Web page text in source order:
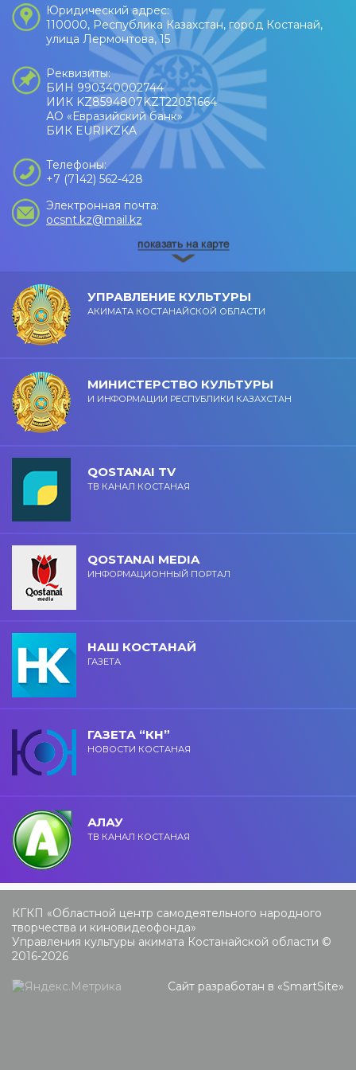
Юридический адрес:
110000, Республика Казахстан, город Костанай,
улица Лермонтова, 15
Реквизиты:
БИН 990340002744
ИИК KZ8594807KZT22031664
АО «Евразийский банк»
БИК EURIKZKA
Телефоны:
+7 (7142) 562-428
Электронная почта:
ocsnt.kz@mail.kz
УПРАВЛЕНИЕ КУЛЬТУРЫ
АКИМАТА КОСТАНАЙСКОЙ ОБЛАСТИ
МИНИСТЕРСТВО КУЛЬТУРЫ
И ИНФОРМАЦИИ РЕСПУБЛИКИ КАЗАХСТАН
QOSTANAI TV
ТВ КАНАЛ КОСТАНАЯ
QOSTANAI MEDIA
ИНФОРМАЦИОННЫЙ ПОРТАЛ
НАШ КОСТАНАЙ
ГАЗЕТА
ГАЗЕТА “КН”
НОВОСТИ КОСТАНАЯ
АЛАУ
ТВ КАНАЛ КОСТАНАЯ
КГКП «Областной центр самодеятельного народного
творчества и киновидеофонда»
Управления культуры акимата Костанайской области ©
2016-2026
Сайт разработан в «SmartSite»